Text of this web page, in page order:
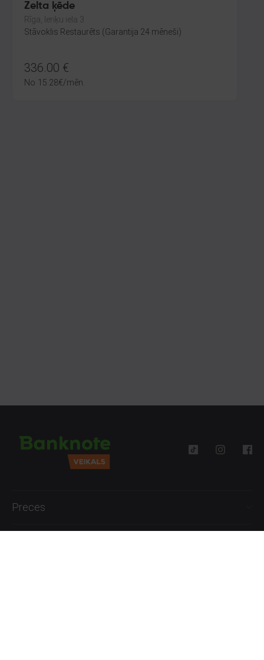
Zelta ķēde
Rīga, Ieriķu iela 3
Stāvoklis Restaurēts (Garantija 24 mēneši)
336.00 €
No 15.28€/mēn.
Preces